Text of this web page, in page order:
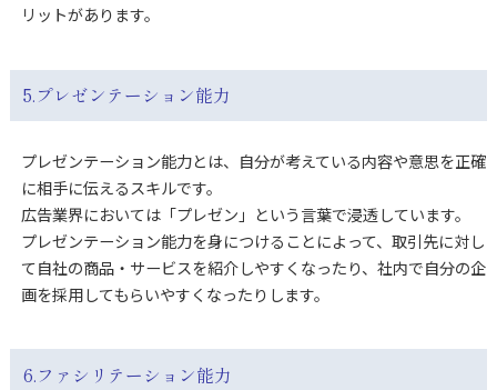
リットがあります。
5.プレゼンテーション能力
プレゼンテーション能力とは、自分が考えている内容や意思を正確
に相手に伝えるスキルです。
広告業界においては「プレゼン」という言葉で浸透しています。
プレゼンテーション能力を身につけることによって、取引先に対し
て自社の商品・サービスを紹介しやすくなったり、社内で自分の企
画を採用してもらいやすくなったりします。
6.ファシリテーション能力